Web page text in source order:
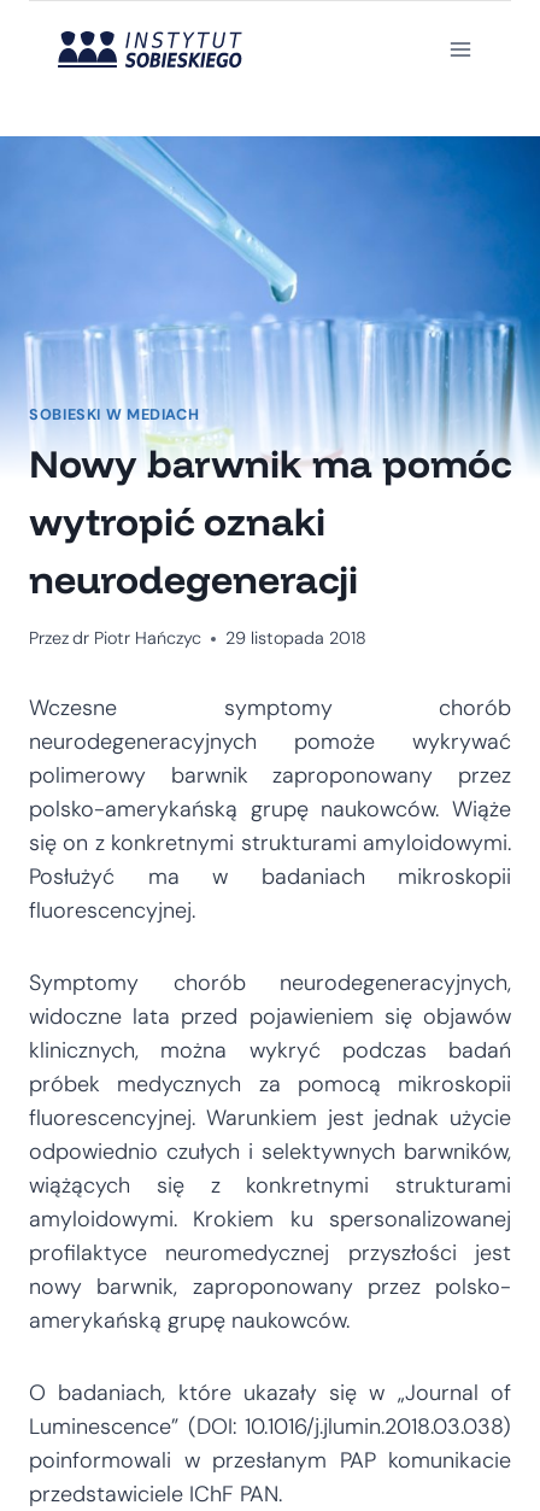
SOBIESKI W MEDIACH
Nowy barwnik ma pomóc
wytropić oznaki
neurodegeneracji
Przezdr Piotr Hańczyc 29 listopada 2018
Wczesne symptomy chorób
neurodegeneracyjnych pomoże wykrywać
polimerowy barwnik zaproponowany przez
polsko-amerykańską grupę naukowców. Wiąże
się on z konkretnymi strukturami amyloidowymi.
Posłużyć ma w badaniach mikroskopii
fluorescencyjnej.
Symptomy chorób neurodegeneracyjnych,
widoczne lata przed pojawieniem się objawów
klinicznych, można wykryć podczas badań
próbek medycznych za pomocą mikroskopii
fluorescencyjnej. Warunkiem jest jednak użycie
odpowiednio czułych i selektywnych barwników,
wiążących się z konkretnymi strukturami
amyloidowymi. Krokiem ku spersonalizowanej
profilaktyce neuromedycznej przyszłości jest
nowy barwnik, zaproponowany przez polsko-
amerykańską grupę naukowców.
O badaniach, które ukazały się w „Journal of
Luminescence” (DOI: 10.1016/j.jlumin.2018.03.038)
poinformowali w przesłanym PAP komunikacie
przedstawiciele IChF PAN.